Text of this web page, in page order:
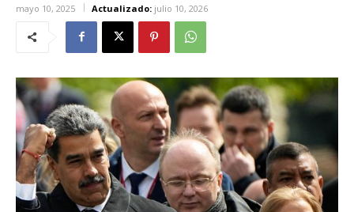
mayo 10, 2025 Actualizado: julio 10, 2026